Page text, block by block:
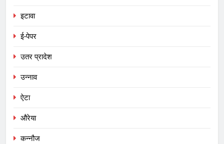
इटावा
ई-पेपर
उतर प्रादेश
उन्नाव
ऐटा
औरेया
कन्नौज